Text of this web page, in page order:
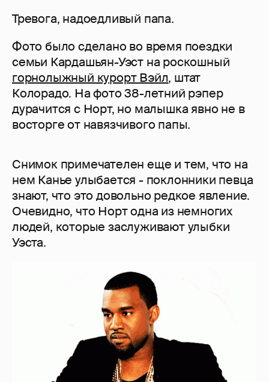
Тревога, надоедливый папа.
Фото было сделано во время поездки
семьи Кардашьян-Уэст на роскошный
горнолыжный курорт Вэйл, штат
Колорадо. На фото 38-летний рэпер
дурачится с Норт, но малышка явно не в
восторге от навязчивого папы.
Снимок примечателен еще и тем, что на
нем Канье улыбается - поклонники певца
знают, что это довольно редкое явление.
Очевидно, что Норт одна из немногих
людей, которые заслуживают улыбки
Уэста.